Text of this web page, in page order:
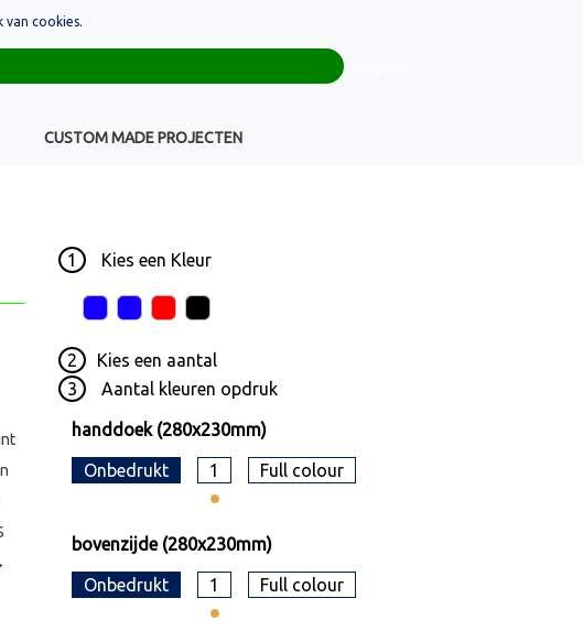
+32(0)16 43 54 19
CUSTOM MADE PROJECTEN
1 Kies een Kleur
2 Kies een aantal
3
Aantal kleuren opdruk
handdoek (280x230mm)
Onbedrukt 1 Full colour
bovenzijde (280x230mm)
Onbedrukt 1 Full colour
cookies.